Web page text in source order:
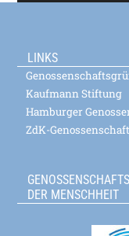
LINKS
Kaufmann Stiftung
Hamburger
ZdK-
DER MENSCHHEIT